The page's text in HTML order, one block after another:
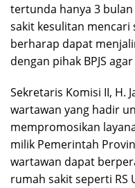
tertunda hanya 3
sakit kesulitan mencari
berharap dapat
dengan pihak BPJS
Sekretaris Komisi II, H.
wartawan yang hadir
mempromosikan
milik Pemerintah
wartawan dapat
rumah sakit seperti RS